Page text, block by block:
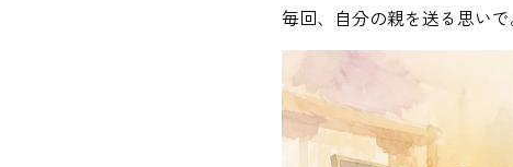
毎回、自分の親を送る思いで